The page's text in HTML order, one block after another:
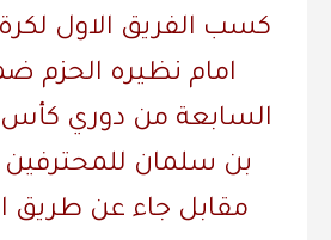
كسب الفريق الاول
امام نظيره الحزم
السابعة من دوري كأس
بن سلمان
مقابل جاء عن طريق